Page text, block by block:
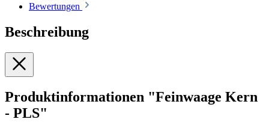
Bewertungen
Beschreibung
Produktinformationen "Feinwaage Kern
- PLS"